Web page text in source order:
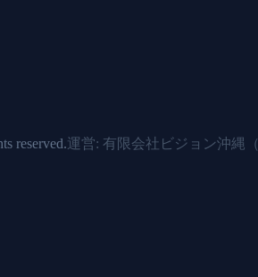
reserved.運営: 有限会社ビジョン沖縄（